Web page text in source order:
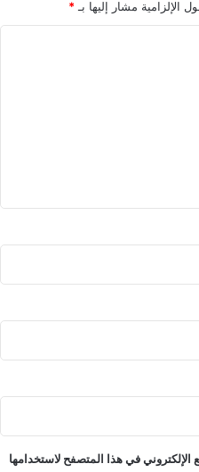
الإلزامية مشار إليها بـ *
في هذا المتصفح لاستخدامها